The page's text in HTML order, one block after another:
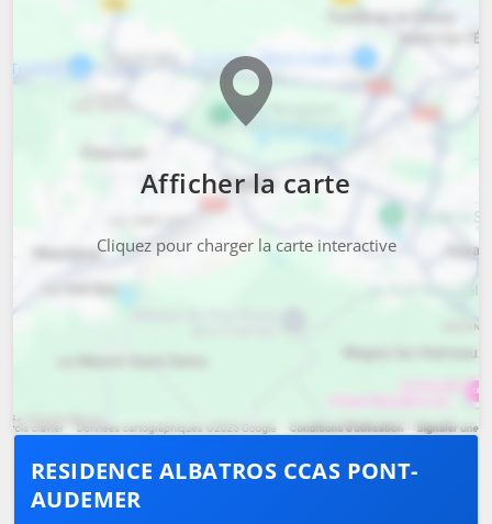
Afficher la carte
Cliquez pour charger la carte interactive
RESIDENCE ALBATROS CCAS PONT-
AUDEMER